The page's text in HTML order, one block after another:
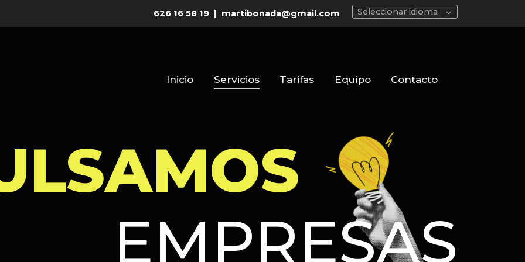
626 16 58 19 | martibonada@gmail.com Seleccionar idioma
Inicio Servicios Tarifas Equipo Contacto
EMPRESAS